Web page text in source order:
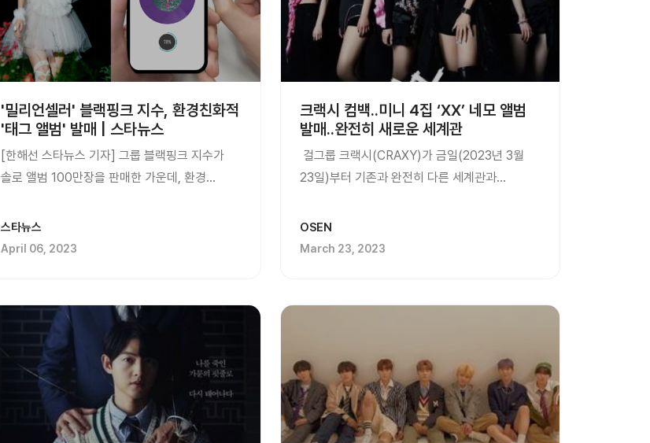
'밀리언셀러' 블랙핑크 지수, 환경친화적
'태그 앨범' 발매 | 스타뉴스
[한해선 스타뉴스 기자] 그룹 블랙핑크 지수가
솔로 앨범 100만장을 판매한 가운데, 환경
컴백한 지수가 솔로 첫 싱글 앨범 [ME]를 130만
장 이상 예약 판매하
스타뉴스
April 06, 2023
크랙시 컴백..미니 4집 ‘XX’ 네모 앨범
발매..완전히 새로운 세계관
걸그룹 크랙시(CRAXY)가 금일(2023년 3월
23일)부터 기존과 완전히 다른 세계관과
OSEN
March 23, 2023